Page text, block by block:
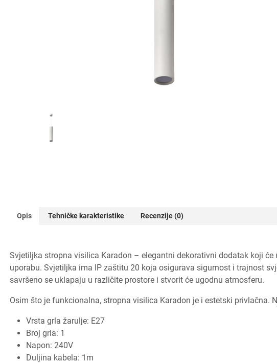
Opis Tehničke karakteristike Recenzije (0)
Svjetiljka stropna visilica Karadon – elegantni dekorativni dodatak koji
uporabu. Svjetiljka ima IP zaštitu 20 koja osigurava sigurnost i trajnost
savršeno se uklapaju u različite prostore i stvorit će ugodnu atmosferu.
Osim što je funkcionalna, stropna visilica Karadon je i estetski
Vrsta grla žarulje: E27
Broj grla: 1
Napon: 240V
Duljina kabela: 1m